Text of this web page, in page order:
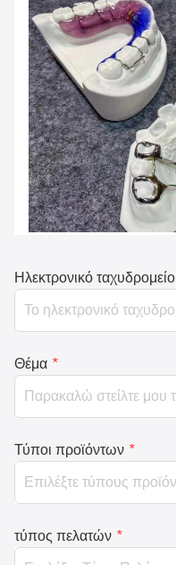
Ηλεκτρονικό ταχυδρομείο
Θέμα *
Τύποι προϊόντων *
τύπος πελατών *